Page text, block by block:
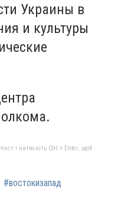
Украины в
и культуры
і натисніть Ctrl + Enter, щоб
#востокизапад